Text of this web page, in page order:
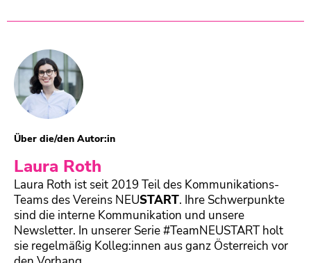
Über die/den Autor:in
Laura Roth
Laura Roth ist seit 2019 Teil des Kommunikations-
Teams des Vereins NEUSTART. Ihre Schwerpunkte
sind die interne Kommunikation und unsere
Newsletter. In unserer Serie #TeamNEUSTART holt
sie regelmäßig Kolleg:innen aus ganz Österreich vor